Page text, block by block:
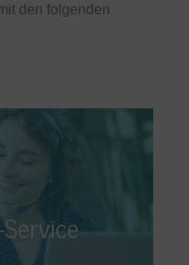
den folgenden
Ihr Kerngeschäft
unseres WEEE-